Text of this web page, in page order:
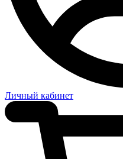
Личный кабинет